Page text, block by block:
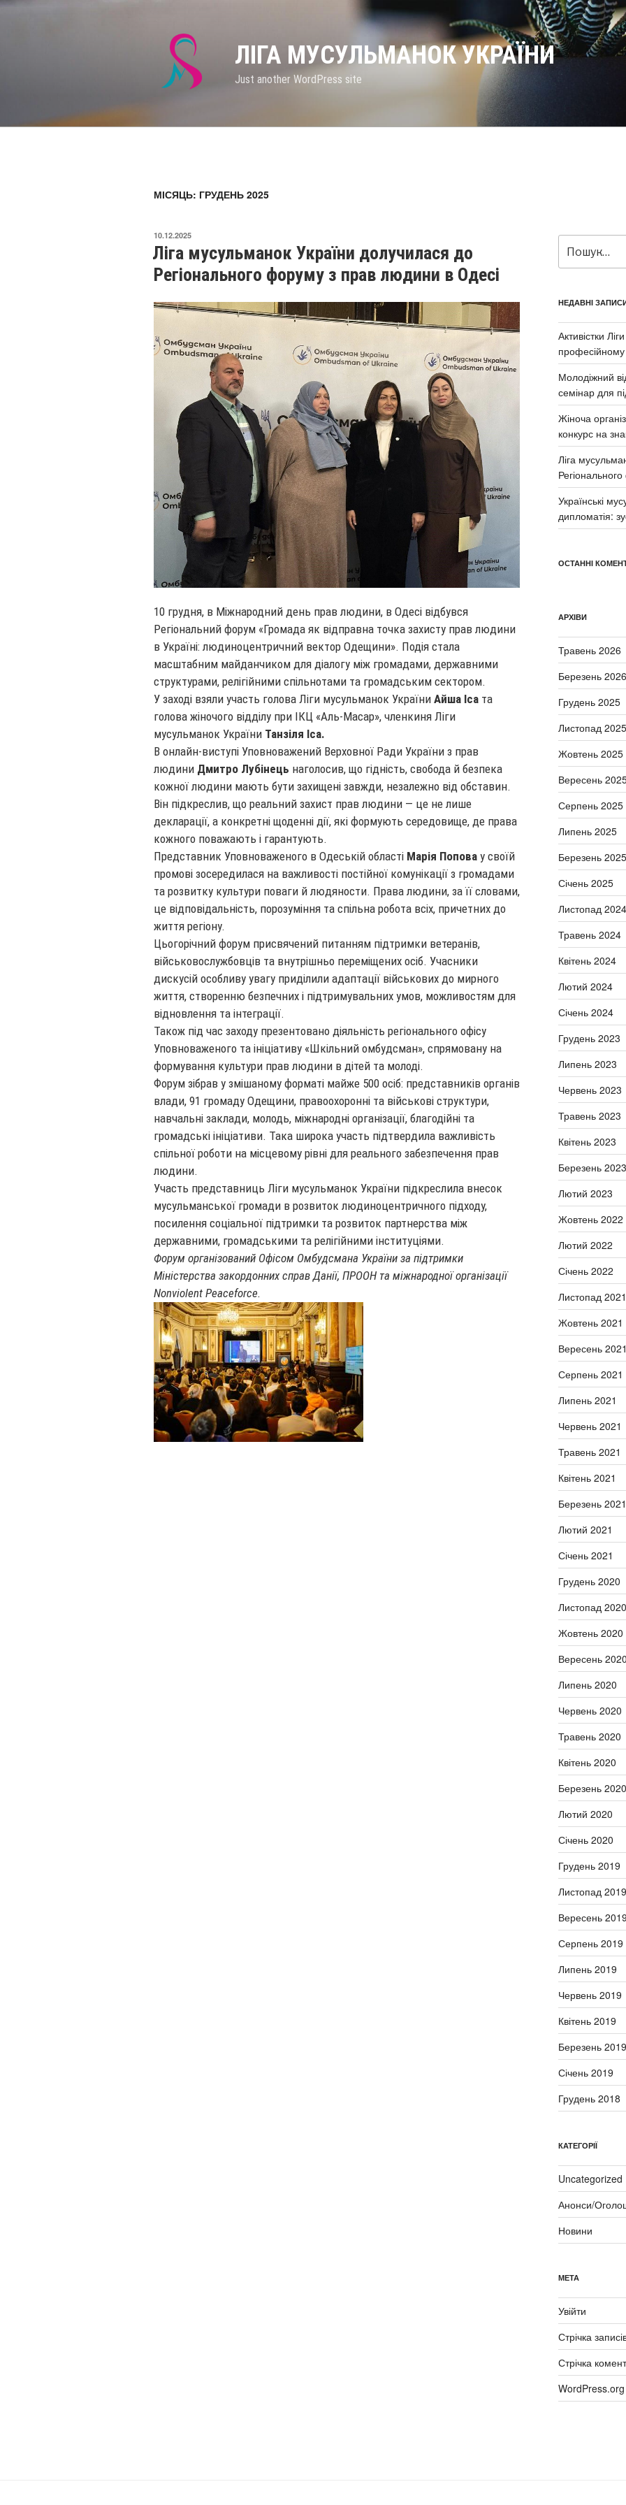
Перейти
ЛІГА МУСУЛЬМАНОК УКРАЇНИ
Just another WordPress site
МІСЯЦЬ: ГРУДЕНЬ 2025
ОПУБЛІКОВАНО
10.12.2025
Ліга мусульманок України долучилася до
Регіонального форуму з прав людини в Одесі
10 грудня, в Міжнародний день прав людини, в Одесі відбувся
Регіональний форум «Громада як відправна точка захисту прав людини
в Україні: людиноцентричний вектор Одещини». Подія стала
масштабним майданчиком для діалогу між громадами, державними
структурами, релігійними спільнотами та громадським сектором.
У заході взяли участь голова Ліги мусульманок України Айша Іса та
голова жіночого відділу при ІКЦ «Аль-Масар», членкиня Ліги
мусульманок України Танзіля Іса.
В онлайн-виступі Уповноважений Верховної Ради України з прав
людини Дмитро Лубінець наголосив, що гідність, свобода й безпека
кожної людини мають бути захищені завжди, незалежно від обставин.
Він підкреслив, що реальний захист прав людини — це не лише
декларації, а конкретні щоденні дії, які формують середовище, де права
кожного поважають і гарантують.
Представник Уповноваженого в Одеській області Марія Попова у своїй
промові зосередилася на важливості постійної комунікації з громадами
та розвитку культури поваги й людяности. Права людини, за її словами,
це відповідальність, порозуміння та спільна робота всіх, причетних до
життя регіону.
Цьогорічний форум присвячений питанням підтримки ветеранів,
військовослужбовців та внутрішньо переміщених осіб. Учасники
дискусій особливу увагу приділили адаптації військових до мирного
життя, створенню безпечних і підтримувальних умов, можливостям для
відновлення та інтеграції.
Також під час заходу презентовано діяльність регіонального офісу
Уповноваженого та ініціативу «Шкільний омбудсман», спрямовану на
формування культури прав людини в дітей та молоді.
Форум зібрав у змішаному форматі майже 500 осіб: представників органів
влади, 91 громаду Одещини, правоохоронні та військові структури,
навчальні заклади, молодь, міжнародні організації, благодійні та
громадські ініціативи. Така широка участь підтвердила важливість
спільної роботи на місцевому рівні для реального забезпечення прав
людини.
Участь представниць Ліги мусульманок України підкреслила внесок
мусульманської громади в розвиток людиноцентричного підходу,
посилення соціальної підтримки та розвиток партнерства між
державними, громадськими та релігійними інституціями.
Форум організований Офісом Омбудсмана України за підтримки
Міністерства закордонних справ Данії, ПРООН та міжнародної організації
Nonviolent Peaceforce.
за
запитом:
НЕДАВНІ
Активістки
Молодіжний
семінар для
Жіноча
конкурс на
Ліга
Українські
дипломатія:
ОСТАННІ
АРХІВИ
Травень 2026
Березень 2026
Грудень 2025
Листопад 2025
Жовтень 2025
Вересень
Серпень 2025
Липень 2025
Березень 2025
Січень 2025
Листопад 2024
Травень 2024
Квітень 2024
Лютий 2024
Січень 2024
Грудень 2023
Липень 2023
Червень 2023
Травень 2023
Квітень 2023
Березень 2023
Лютий 2023
Жовтень 2022
Лютий 2022
Січень 2022
Листопад 2021
Жовтень 2021
Вересень 2021
Серпень 2021
Липень 2021
Червень 2021
Травень 2021
Квітень 2021
Березень 2021
Лютий 2021
Січень 2021
Грудень 2020
Листопад 2020
Жовтень 2020
Вересень 2020
Липень 2020
Червень 2020
Травень 2020
Квітень 2020
Березень 2020
Лютий 2020
Січень 2020
Грудень 2019
Листопад 2019
Вересень 2019
Серпень 2019
Липень 2019
Червень 2019
Квітень 2019
Березень 2019
Січень 2019
Грудень 2018
КАТЕГОРІЇ
Uncategorized
Анонси/
Новини
МЕТА
Увійти
Стрічка
Стрічка
WordPress.org